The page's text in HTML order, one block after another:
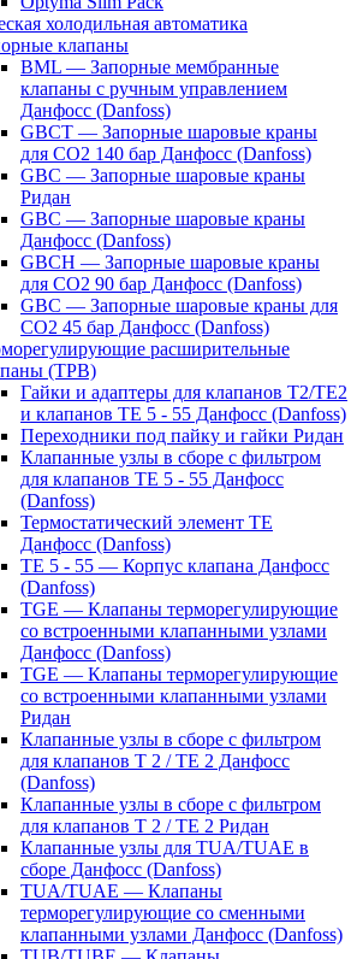
холодильная автоматика
клапаны
BML — Запорные мембранные
клапаны с ручным управлением
Данфосс (Danfoss)
GBCT — Запорные шаровые краны
для CO2 140 бар Данфосс (Danfoss)
GBC — Запорные шаровые краны
Ридан
GBC — Запорные шаровые краны
Данфосс (Danfoss)
GBCH — Запорные шаровые краны
для CO2 90 бар Данфосс (Danfoss)
GBC — Запорные шаровые краны для
CO2 45 бар Данфосс (Danfoss)
расширительные
(ТРВ)
Гайки и адаптеры для клапанов T2/TE2
и клапанов TE 5 - 55 Данфосс (Danfoss)
Переходники под пайку и гайки Ридан
Клапанные узлы в сборе с фильтром
для клапанов TE 5 - 55 Данфосс
(Danfoss)
Термостатический элемент TE
Данфосс (Danfoss)
TE 5 - 55 — Корпус клапана Данфосс
(Danfoss)
TGE — Клапаны терморегулирующие
со встроенными клапанными узлами
Данфосс (Danfoss)
TGE — Клапаны терморегулирующие
со встроенными клапанными узлами
Ридан
Клапанные узлы в сборе с фильтром
для клапанов T 2 / TE 2 Данфосс
(Danfoss)
Клапанные узлы в сборе с фильтром
для клапанов T 2 / TE 2 Ридан
Клапанные узлы для TUA/TUAE в
сборе Данфосс (Danfoss)
TUA/TUAE — Клапаны
терморегулирующие со сменными
клапанными узлами Данфосс (Danfoss)